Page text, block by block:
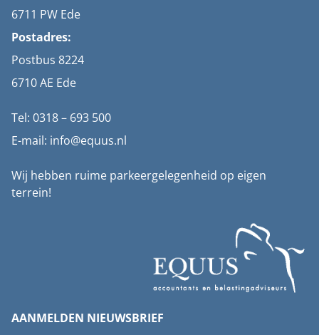
6711 PW Ede
Postadres:
Postbus 8224
6710 AE Ede
Tel: 0318 – 693 500
E-mail: info@equus.nl
Wij hebben ruime parkeergelegenheid op eigen
terrein!
AANMELDEN NIEUWSBRIEF